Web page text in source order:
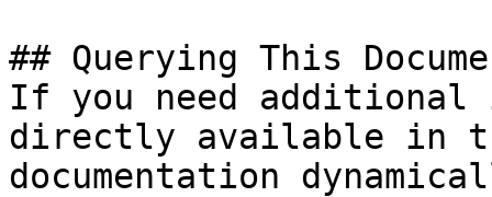
## Querying This
If you need
directly available in
documentation